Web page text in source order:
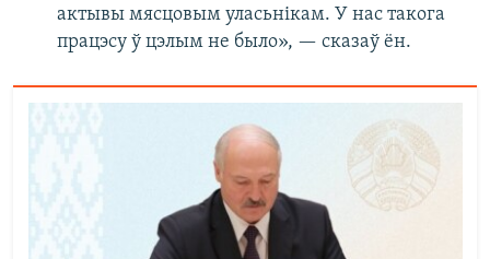
актывы мясцовым уласьнікам. У нас такога
працэсу ў цэлым не было», — сказаў ён.